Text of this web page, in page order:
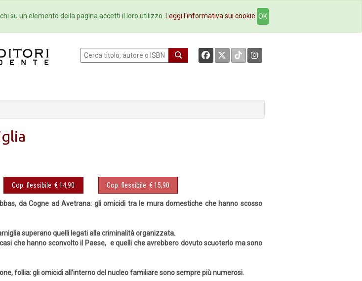
Newsletter Ebookstore Contatti
Cop. flessibile € 14,90 Cop. flessibile € 15,90
da Cogne ad Avetrana: gli omicidi tra le mura domestiche che hanno scosso
superano quelli legati alla criminalità organizzata.
che hanno sconvolto il Paese, e quelli che avrebbero dovuto scuoterlo ma sono
follia: gli omicidi all’interno del nucleo familiare sono sempre più numerosi.
su un elemento della pagina accetti il loro utilizzo. Leggi l'informativa sui cookie OK